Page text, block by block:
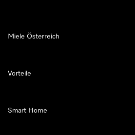
Miele Österreich
Vorteile
Smart Home